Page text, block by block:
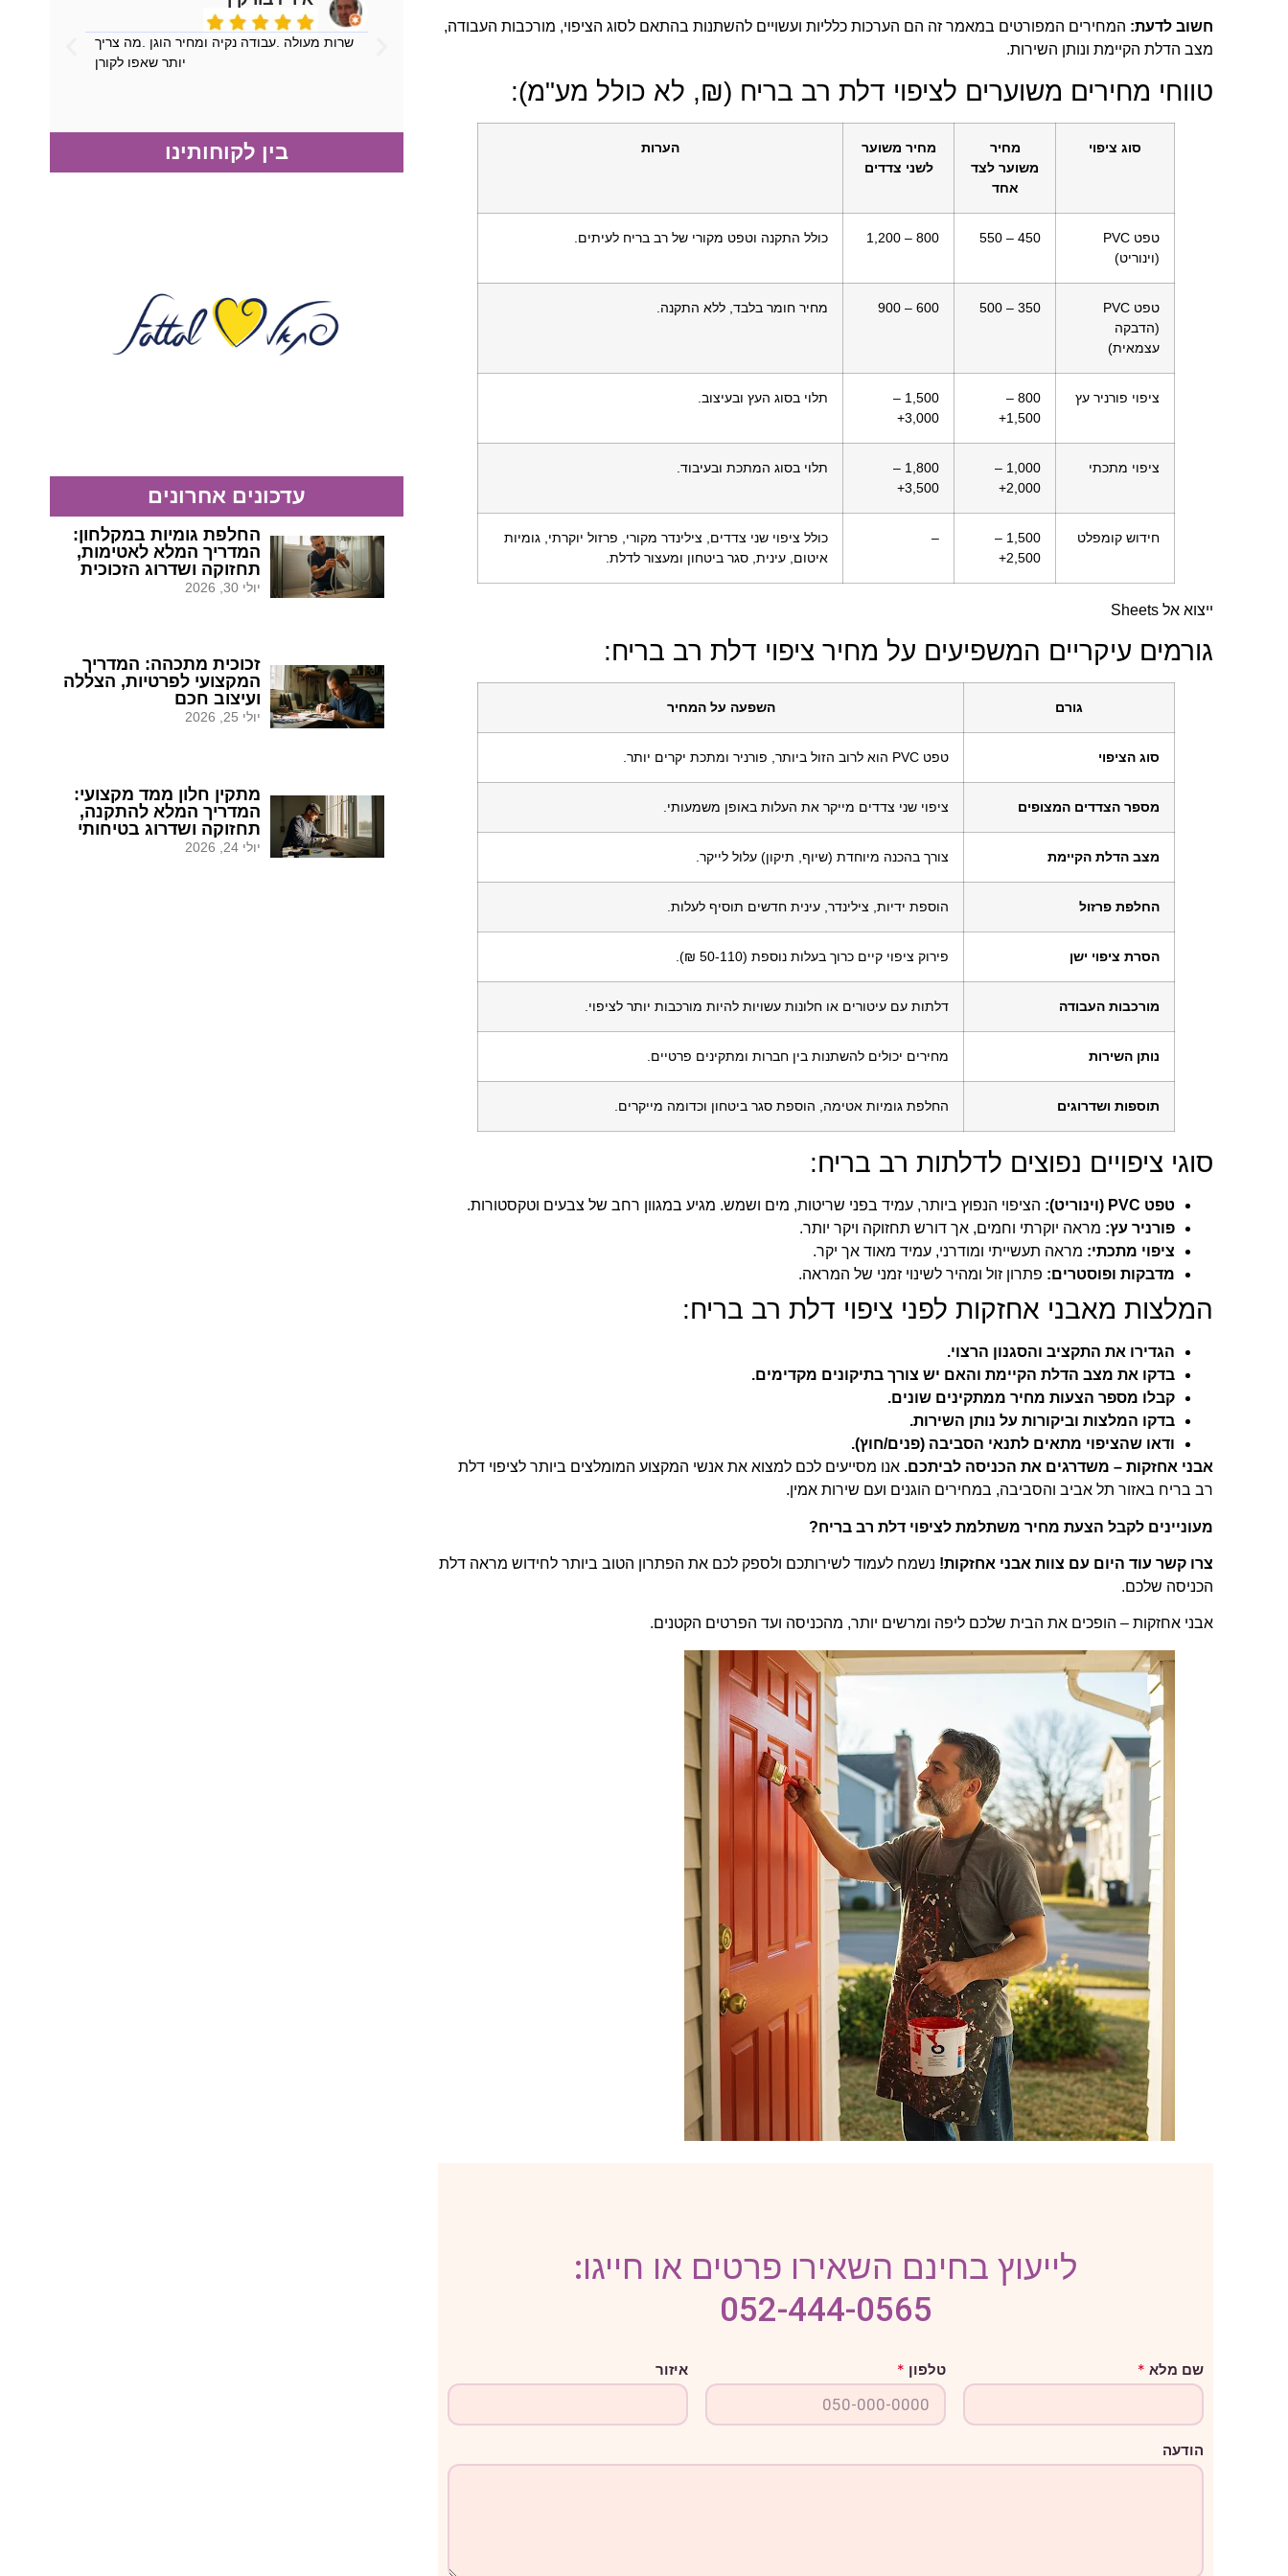
חשוב לדעת: המחירים המפורטים במאמר זה הם הערכות כלליות ועשויים להשתנות בהתאם לסוג הציפוי, מורכבות העבודה,
מצב הדלת הקיימת ונותן השירות.
טווחי מחירים משוערים לציפוי דלת רב בריח (₪, לא כולל מע"מ):
סוג ציפוי
מחיר
משוער לצד
אחד
מחיר משוער
לשני צדדים
הערות
טפט PVC
(וינוריט)
450 – 550
800 – 1,200 כולל התקנה וטפט מקורי של רב בריח לעיתים.
טפט PVC
(הדבקה
עצמאית)
350 – 500
600 – 900 מחיר חומר בלבד, ללא התקנה.
ציפוי פורניר עץ
800 –
1,500+
1,500 –
3,000+
תלוי בסוג העץ ובעיצוב.
ציפוי מתכתי
1,000 –
2,000+
1,800 –
3,500+
תלוי בסוג המתכת ובעיבוד.
חידוש קומפלט
1,500 –
2,500+
–
כולל ציפוי שני צדדים, צילינדר מקורי, פרזול יוקרתי, גומיות
איטום, עינית, סגר ביטחון ומעצור לדלת.
ייצוא אל Sheets
גורמים עיקריים המשפיעים על מחיר ציפוי דלת רב בריח:
גורם השפעה על המחיר
סוג הציפוי טפט PVC הוא לרוב הזול ביותר, פורניר ומתכת יקרים יותר.
מספר הצדדים המצופים ציפוי שני צדדים מייקר את העלות באופן משמעותי.
מצב הדלת הקיימת צורך בהכנה מיוחדת (שיוף, תיקון) עלול לייקר.
החלפת פרזול הוספת ידיות, צילינדר, עינית חדשים תוסיף לעלות.
הסרת ציפוי ישן פירוק ציפוי קיים כרוך בעלות נוספת (50-110 ₪).
מורכבות העבודה דלתות עם עיטורים או חלונות עשויות להיות מורכבות יותר לציפוי.
נותן השירות מחירים יכולים להשתנות בין חברות ומתקינים פרטיים.
תוספות ושדרוגים החלפת גומיות אטימה, הוספת סגר ביטחון וכדומה מייקרים.
סוגי ציפויים נפוצים לדלתות רב בריח:
טפט PVC (וינוריט):
הציפוי הנפוץ ביותר, עמיד בפני שריטות, מים ושמש. מגיע במגוון רחב של צבעים וטקסטורות.
פורניר עץ: מראה יוקרתי וחמים, אך דורש תחזוקה ויקר יותר.
ציפוי מתכתי: מראה תעשייתי ומודרני, עמיד מאוד אך יקר.
מדבקות ופוסטרים: פתרון זול ומהיר לשינוי זמני של המראה.
המלצות מאבני אחזקות לפני ציפוי דלת רב בריח:
הגדירו את התקציב והסגנון הרצוי.
בדקו את מצב הדלת הקיימת והאם יש צורך בתיקונים מקדימים.
קבלו מספר הצעות מחיר ממתקינים שונים.
בדקו המלצות וביקורות על נותן השירות.
ודאו שהציפוי מתאים לתנאי הסביבה (פנים/חוץ).
אבני אחזקות – משדרגים את הכניסה לביתכם. אנו מסייעים לכם למצוא את אנשי המקצוע המומלצים ביותר לציפוי דלת
רב בריח באזור תל אביב והסביבה, במחירים הוגנים ועם שירות אמין.
מעוניינים לקבל הצעת מחיר משתלמת לציפוי דלת רב בריח?
צרו קשר עוד היום עם צוות אבני אחזקות! נשמח לעמוד לשירותכם ולספק לכם את הפתרון הטוב ביותר לחידוש מראה דלת
הכניסה שלכם.
אבני אחזקות – הופכים את הבית שלכם ליפה ומרשים יותר, מהכניסה ועד הפרטים הקטנים.
לייעוץ בחינם השאירו פרטים או חייגו:
052-444-0565
שם מלא * טלפון * איזור ש
ם
פ
ן
ה
הודעה
שרות מעולה .עבודה נקיה ומחיר הוגן .מה צריך
יותר שאפו לקורן
בין לקוחותינו
עדכונים אחרונים
החלפת גומיות במקלחון:
המדריך המלא לאטימות,
תחזוקה ושדרוג הזכוכית
יולי 30, 2026
זכוכית מתכהה: המדריך
המקצועי לפרטיות, הצללה
ועיצוב חכם
יולי 25, 2026
מתקין חלון ממד מקצועי:
המדריך המלא להתקנה,
תחזוקה ושדרוג בטיחותי
יולי 24, 2026